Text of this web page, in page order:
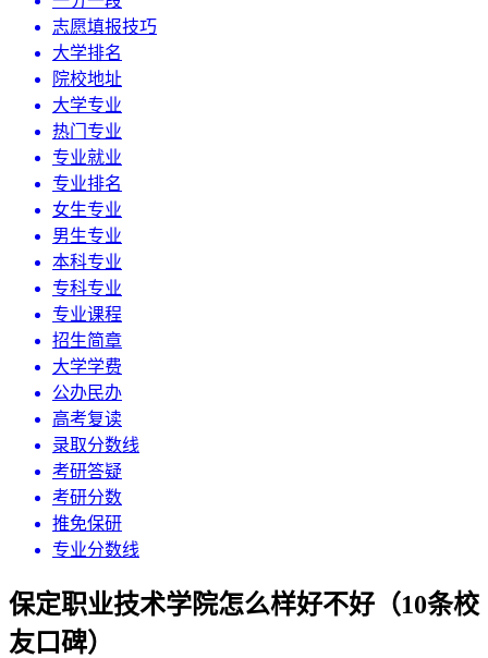
志愿填报技巧
大学排名
院校地址
大学专业
热门专业
专业就业
专业排名
女生专业
男生专业
本科专业
专科专业
专业课程
招生简章
大学学费
公办民办
高考复读
录取分数线
考研答疑
考研分数
推免保研
专业分数线
保定职业技术学院怎么样好不好（10条校
友口碑）